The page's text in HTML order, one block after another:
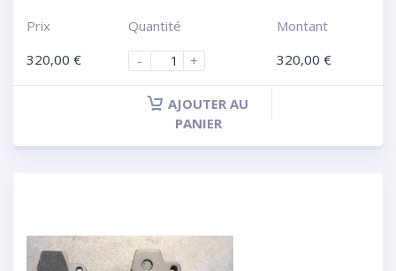
Prix
320,00 €
Quantité
-
+
Montant
320,00 €
AJOUTER AU
PANIER